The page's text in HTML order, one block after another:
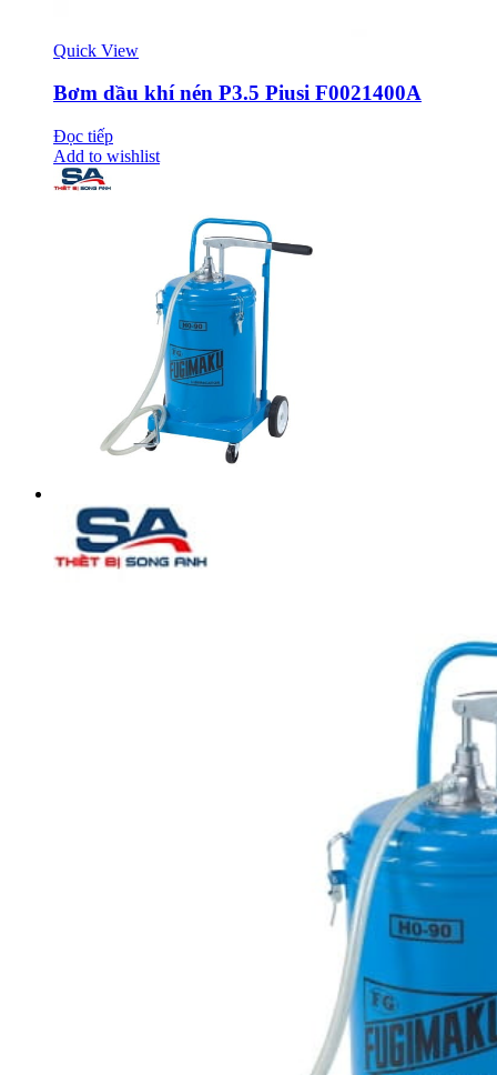
Quick View
Bơm dầu khí nén P3.5 Piusi F0021400A
Đọc tiếp
Add to wishlist